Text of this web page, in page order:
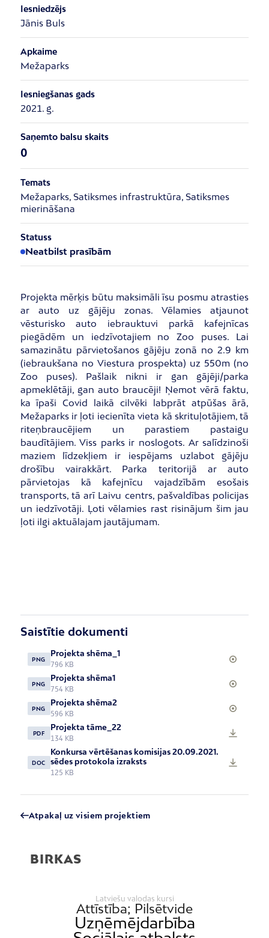
Iesniedzējs
Jānis Buls
Apkaime
Mežaparks
Iesniegšanas gads
2021. g.
Saņemto balsu skaits
0
Temats
Mežaparks, Satiksmes infrastruktūra, Satiksmes
mierināšana
Statuss
Neatbilst prasībām
Projekta mērķis būtu maksimāli īsu posmu atrasties
ar auto uz gājēju zonas. Vēlamies atjaunot
vēsturisko auto iebrauktuvi parkā kafejnīcas
piegādēm un iedzīvotajiem no Zoo puses. Lai
samazinātu pārvietošanos gājēju zonā no 2.9 km
(iebraukšana no Viestura prospekta) uz 550m (no
Zoo puses). Pašlaik nikni ir gan gājēji/parka
apmeklētāji, gan auto braucēji! Ņemot vērā faktu,
ka īpaši Covid laikā cilvēki labprāt atpūšas ārā,
Mežaparks ir ļoti iecienīta vieta kā skrituļotājiem, tā
riteņbraucējiem un parastiem pastaigu
baudītājiem. Viss parks ir noslogots. Ar salīdzinoši
maziem līdzekļiem ir iespējams uzlabot gājēju
drošību vairakkārt. Parka teritorijā ar auto
pārvietojas kā kafejnīcu vajadzībām esošais
transports, tā arī Laivu centrs, pašvaldības policijas
un iedzīvotāji. Ļoti vēlamies rast risinājum šim jau
ļoti ilgi aktuālajam jautājumam.
Saistītie dokumenti
PNG
Projekta shēma_1
796 KB
PNG
Projekta shēma1
754 KB
PNG
Projekta shēma2
596 KB
PDF
Projekta tāme_22
134 KB
DOC
Konkursa vērtēšanas komisijas 20.09.2021.
sēdes protokola izraksts
125 KB
Atpakaļ uz visiem projektiem
BIRKAS
Latviešu valodas kursi
Attīstība; Pilsētvide
Uzņēmējdarbība